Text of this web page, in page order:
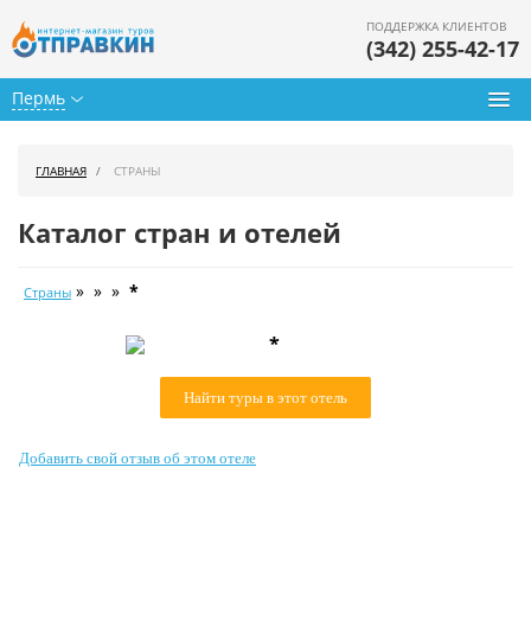
Пермь
ПОДДЕРЖКА КЛИЕНТОВ
(342) 255-42-17
Календарь туров
Как купить
ГЛАВНАЯ СТРАНЫ
Каталог стран и отелей
Страны » » » *
*
Найти туры в этот отель
Добавить свой отзыв об этом отеле